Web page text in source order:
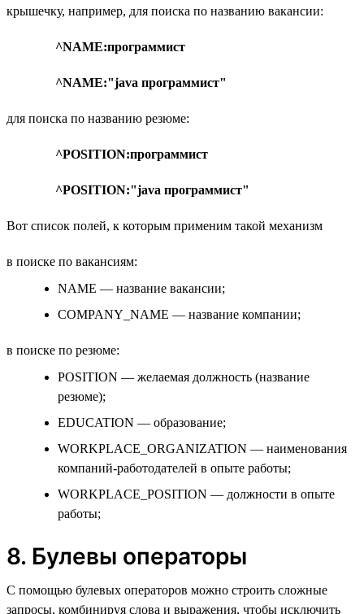
крышечку, например, для поиска по названию вакансии:
^NAME:программист
^NAME:"java программист"
для поиска по названию резюме:
^POSITION:программист
^POSITION:"java программист"
Вот список полей, к которым применим такой механизм
в поиске по вакансиям:
NAME — название вакансии;
COMPANY_NAME — название компании;
в поиске по резюме:
POSITION — желаемая должность (название
резюме);
EDUCATION — образование;
WORKPLACE_ORGANIZATION — наименования
компаний-работодателей в опыте работы;
WORKPLACE_POSITION — должности в опыте
работы;
8. Булевы операторы
С помощью булевых операторов можно строить сложные
запросы, комбинируя слова и выражения, чтобы исключить